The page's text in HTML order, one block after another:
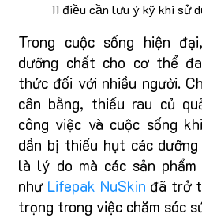
11 điều cần lưu ý kỹ khi sử
Trong cuộc sống hiện
dưỡng chất cho cơ thể
thức đối với nhiều người.
cân bằng, thiếu rau củ
công việc và cuộc sống
dần bị thiếu hụt các
là lý do mà các sản phẩm
như Lifepak NuSkin đã trở
trọng trong việc chăm sóc